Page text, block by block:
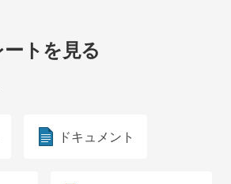
トを見る
ドキュメント